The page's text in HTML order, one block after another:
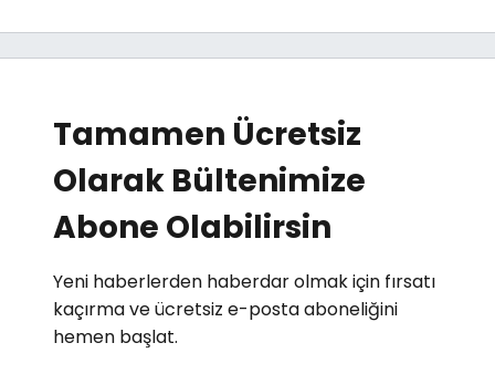
Tamamen Ücretsiz
Olarak Bültenimize
Abone Olabilirsin
Yeni haberlerden haberdar olmak için fırsatı
kaçırma ve ücretsiz e-posta aboneliğini
hemen başlat.